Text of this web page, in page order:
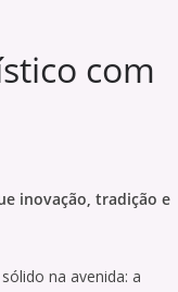
com
inovação, tradição e
na avenida: a